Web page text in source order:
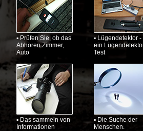
▪ Prüfen Sie, ob das
Abhören Zimmer,
Auto
▪ Lügendetektor -
ein
Test
▪ Das sammeln von
Informationen
▪ Die Suche der
Menschen.